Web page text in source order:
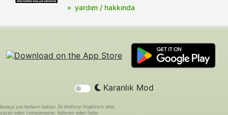
yardım / hakkında
Karanlık Mod
buraya yazılanların hakları Sir Anthony Hopkins'e aittir.
yazan eden compumaster, ilgilenen eden fader